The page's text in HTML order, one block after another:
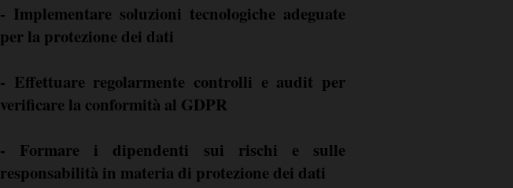
- Implementare soluzioni tecnologiche adeguate
per la protezione dei dati
- Effettuare regolarmente controlli e audit per
verificare la conformità al GDPR
- Formare i dipendenti sui rischi e sulle
responsabilità in materia di protezione dei dati